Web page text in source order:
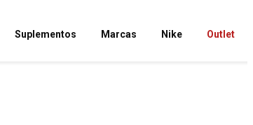
Suplementos Marcas Nike Outlet